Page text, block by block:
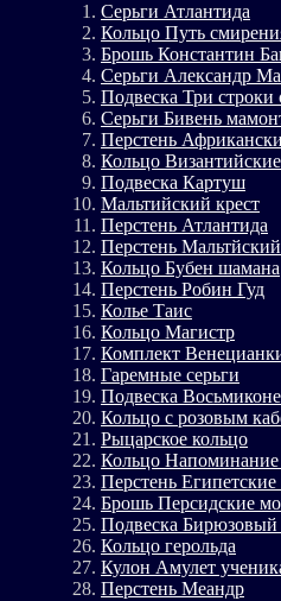
Серьги Атлантида
Кольцо Путь
Брошь Константин
Серьги Александр
Подвеска Три строки
Серьги Бивень
Перстень
Кольцо
Подвеска Картуш
Мальтийский крест
Перстень Атлантида
Перстень
Кольцо Бубен шамана
Перстень Робин Гуд
Колье Таис
Кольцо Магистр
Комплект
Гаремные серьги
Подвеска
Кольцо с розовым
Рыцарское кольцо
Кольцо Напоминание
Перстень
Брошь Персидские
Подвеска Бирюзовый
Кольцо герольда
Кулон Амулет
Перстень Меандр